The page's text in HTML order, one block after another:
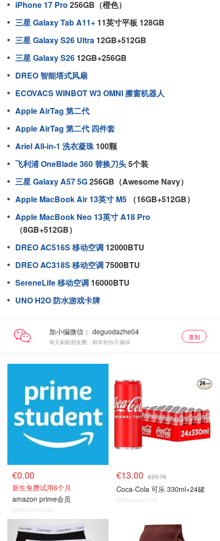
iPhone 17 Pro 256GB（橙色）
三星 Galaxy Tab A11+ 11英寸平板 128GB
三星 Galaxy S26 Ultra 12GB+512GB
三星 Galaxy S26 12GB+256GB
DREO 智能塔式风扇
ECOVACS WINBOT W3 OMNI 擦窗机器人
Apple AirTag 第二代
Apple AirTag 第二代 四件套
Ariel All-in-1 洗衣凝珠100颗
飞利浦 OneBlade 360 替换刀头5个装
三星 Galaxy A57 5G256GB（Awesome Navy）
Apple MacBook Air 13英寸 M5 （16GB+512GB）
Apple MacBook Neo 13英寸 A18 Pro
（8GB+512GB）
DREO AC516S 移动空调 12000BTU
DREO AC318S 移动空调7500BTU
SereneLife 移动空调 16000BTU
UNO H2O 防水游戏卡牌
加小编微信：
每天刷刷朋友圈，精华折扣不漏掉
复制
€0.00
新生免费试用6个月
amazon prime会员
@dealmoon.de
€13.00 €23.76
Coca-Cola 可乐 330ml×24罐
@dealmoon.de
热卖推荐